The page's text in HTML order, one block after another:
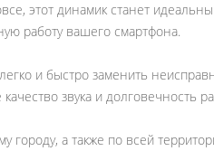
этот динамик станет
работу вашего смартфона.
и быстро заменить
звука и долговечность
а также по всей